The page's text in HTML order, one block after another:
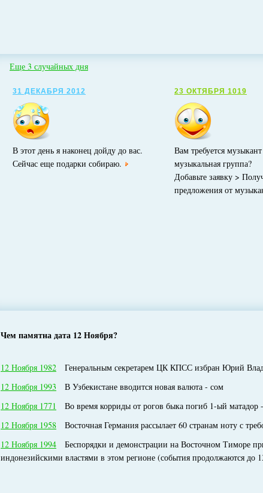
Еще 3 случайных дня
31 ДЕКАБРЯ 2012
В этот день я наконец дойду до вас.
Сейчас еще подарки собираю.
23 ОКТЯБРЯ 1019
Вам требуется
музыкальная группа?
Добавьте заявку >
предложения от
Чем памятна дата 12 Ноября?
12 Ноября 1982 Генеральным секретарем ЦК КПСС избран Юрий
12 Ноября 1993 В Узбекистане вводится новая валюта - сом
12 Ноября 1771 Во время корриды от рогов быка погиб 1-ый матадор
12 Ноября 1958 Восточная Германия рассылает 60 странам ноту с
12 Ноября 1994 Беспорядки и демонстрации на Восточном Тиморе
индонезийскими властями в этом регионе (события продолжаются до